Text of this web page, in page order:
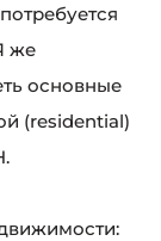
же
основные
(residential)